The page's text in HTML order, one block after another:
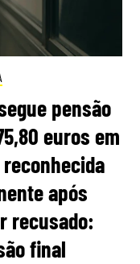
pensão
euros em
após
recusado:
final